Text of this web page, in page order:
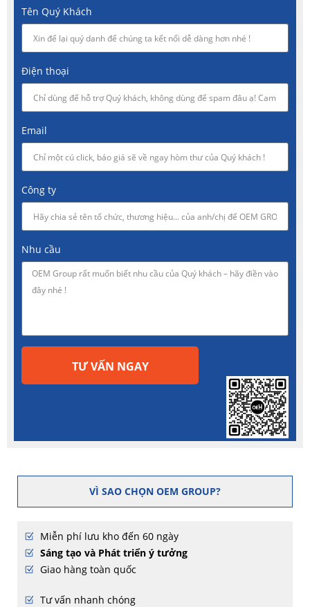
Tên Quý Khách
Điện thoại
Email
Công ty
Nhu cầu
TƯ VẤN NGAY
VÌ SAO CHỌN OEM GROUP?
Miễn phí lưu kho đến 60 ngày
Sáng tạo và Phát triển ý tưởng
Giao hàng toàn quốc
Tư vấn nhanh chóng